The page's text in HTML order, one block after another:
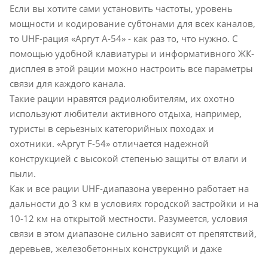
Если вы хотите сами установить частоты, уровень
мощности и кодирование субтонами для всех каналов,
то UHF-рация «Аргут А-54» - как раз то, что нужно. С
помощью удобной клавиатуры и информативного ЖК-
дисплея в этой рации можно настроить все параметры
связи для каждого канала.
Такие рации нравятся радиолюбителям, их охотно
используют любители активного отдыха, например,
туристы в серьезных категорийных походах и
охотники. «Аргут F-54» отличается надежной
конструкцией с высокой степенью защиты от влаги и
пыли.
Как и все рации UHF-диапазона уверенно работает на
дальности до 3 км в условиях городской застройки и на
10-12 км на открытой местности. Разумеется, условия
связи в этом диапазоне сильно зависят от препятствий,
деревьев, железобетонных конструкций и даже